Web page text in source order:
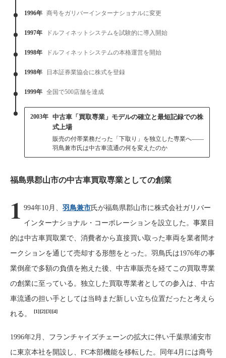
1996年 商号をガリバーインターナショナルに変更
1997年 ドルフィネットシステムを試験的に導入開始
1998年 ドルフィネットシステムの本格運営を開始
1998年 日本証券業協会に株式を登録
1999年 全国で500店舗を達成
2003年 中古車「買取専業」モデルの確立と最短記録での株
式上場
販売の付帯業務だった「下取り」を独立した専業へ——
羽鳥兼市氏は中古車流通の何を変えたのか
福島県郡山市の中古車買取専業としての創業
1 994年10月、羽鳥兼市氏が福島県郡山市に株式会社ガリバー
インターナショナル・コーポレーションを設立した。事業目
的は中古車買取業で、消費者から直接買い取った車両を業者間オ
ークションを通じて売却する形態をとった。羽鳥氏は1976年の事
業倒産で多額の負債を抱えた後、中古車販売を経てこの買取専業
の創業に至っている。独立した買取専業者としての参入は、中古
車流通の担い手としては当時まだ新しい立ち位置だったと考えら
れる。
[1][2][3][4]
1996年2月、フランチャイズチェーンの拡大に伴い千葉県浦安市
に東京本社を開設し、FC本部機能を移転した。同年4月には商号